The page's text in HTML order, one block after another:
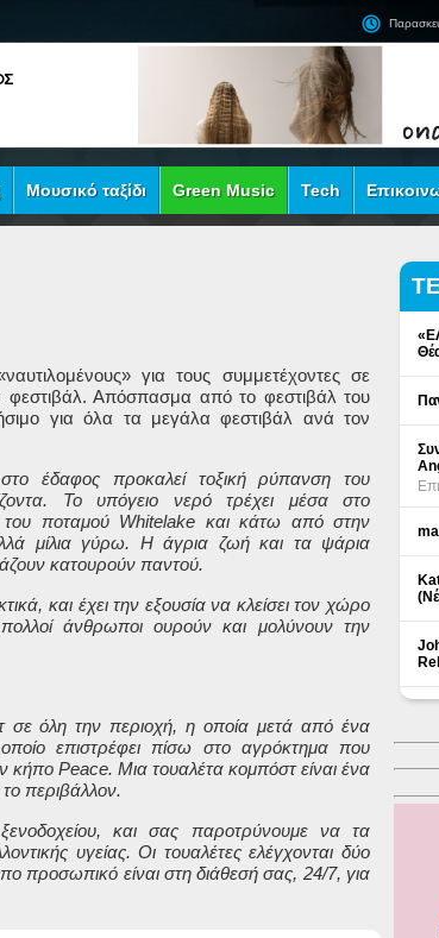
Μουσικό ταξίδι Green Music Tech
για τους συμμετέχοντες σε
φεστιβάλ. Απόσπασμα από το φεστιβάλ του
για όλα τα μεγάλα φεστιβάλ ανά τον
έδαφος προκαλεί τοξική ρύπανση του
Το υπόγειο νερό τρέχει μέσα στο
του ποταμού Whitelake και κάτω από στην
μίλια γύρω. Η άγρια ζωή και τα ψάρια
κατουρούν παντού.
και έχει την εξουσία να κλείσει τον χώρο
άνθρωποι ουρούν και μολύνουν την
όλη την περιοχή, η οποία μετά από ένα
επιστρέφει πίσω στο αγρόκτημα που
κήπο Peace. Μια τουαλέτα κομπόστ είναι ένα
περιβάλλον.
και σας παροτρύνουμε να τα
υγείας. Οι τουαλέτες ελέγχονται δύο
προσωπικό είναι στη διάθεσή σας, 24/7, για